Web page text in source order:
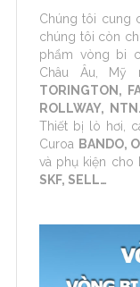
Chúng tôi cung
chúng tôi còn
phẩm vòng bi
Châu Âu, Mỹ
TORINGTON,
ROLLWAY,
Thiết bị lò hơi,
Curoa BANDO,
và phụ kiện cho
SKF, SELL…